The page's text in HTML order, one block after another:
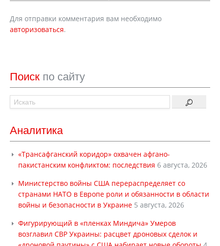
Для отправки комментария вам необходимо
авторизоваться.
Поиск по сайту
Аналитика
«Трансафганский коридор» охвачен афгано-
пакистанским конфликтом: последствия 6 августа, 2026
Министерство войны США перераспределяет со
странами НАТО в Европе роли и обязанности в области
войны и безопасности в Украине 5 августа, 2026
Фигурирующий в «пленках Миндича» Умеров
возглавил СВР Украины: расцвет дроновых сделок и